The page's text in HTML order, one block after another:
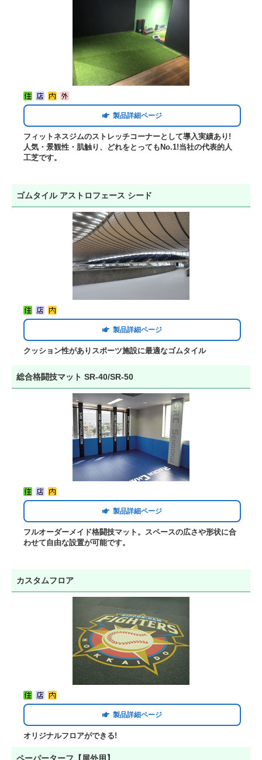
製品詳細ページ
フィットネスジムのストレッチコーナーとして導入実績あり!
人気・景観性・肌触り、どれをとってもNo.1!当社の代表的人
工芝です。
ゴムタイル アストロフェース シード
製品詳細ページ
クッション性がありスポーツ施設に最適なゴムタイル
総合格闘技マット SR-40/SR-50
製品詳細ページ
フルオーダーメイド格闘技マット。スペースの広さや形状に合
わせて自由な設置が可能です。
カスタムフロア
製品詳細ページ
オリジナルフロアができる!
ペーパーターフ【屋外用】